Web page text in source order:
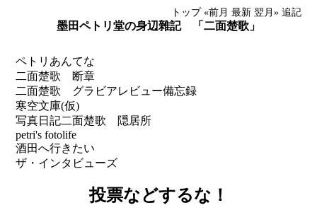
トップ «前月 最新 翌月» 追記
墨田ペトリ堂の身辺雜記 「二面楚歌」
ペトリあんてな
二面楚歌 断章
二面楚歌 グラビアレビュー備忘録
寒空文庫(仮)
写真日記二面楚歌 隠居所
petri's fotolife
酒田へ行きたい
ザ・インタビューズ
投票などするな！